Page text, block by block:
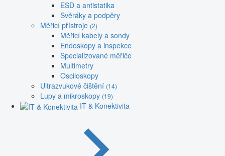
ESD a antistatika
Svěráky a podpěry
Měřicí přístroje (2)
Měřicí kabely a sondy
Endoskopy a inspekce
Specializované měřiče
Multimetry
Osciloskopy
Ultrazvukové čištění (14)
Lupy a mikroskopy (19)
IT & Konektivita